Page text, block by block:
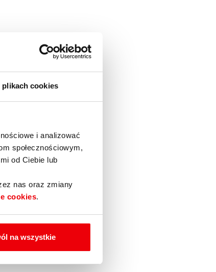
plikach cookies
i analizować
społecznościowym,
od Ciebie lub
nas oraz zmiany
cookies.
na wszystkie